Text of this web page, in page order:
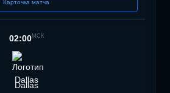
Карточка матча
02:00МСК
Dallas